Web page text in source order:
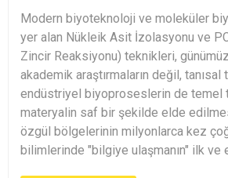
Modern biyoteknoloji ve moleküler
yer alan Nükleik Asit İzolasyonu ve
Zincir Reaksiyonu) teknikleri,
akademik araştırmaların değil, tanısal
endüstriyel biyoproseslerin de temel
materyalin saf bir şekilde elde
özgül bölgelerinin milyonlarca kez
bilimlerinde "bilgiye ulaşmanın" ilk ve